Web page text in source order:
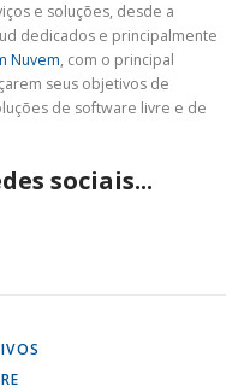
e soluções, desde a
dedicados e principalmente
Nuvem, com o principal
seus objetivos de
de software livre e de
sociais...